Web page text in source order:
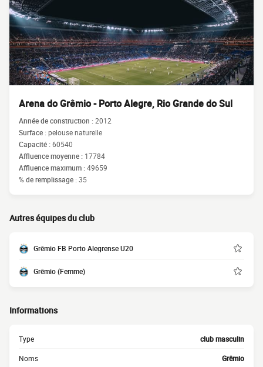
Arena do Grêmio - Porto Alegre, Rio Grande do Sul
Année de construction :2012
Surface :pelouse naturelle
Capacité :60540
Affluence moyenne : 17784
Affluence maximum :49659
% de remplissage :35
Autres équipes du club
Grêmio FB Porto Alegrense U20
Grêmio (Femme)
Informations
Type club masculin
Noms Grêmio